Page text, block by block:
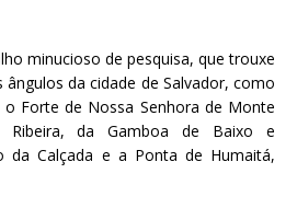
minucioso de pesquisa, que trouxe
ângulos da cidade de Salvador, como
Forte de Nossa Senhora de Monte
da Gamboa de Baixo e
da Calçada e a Ponta de Humaitá,